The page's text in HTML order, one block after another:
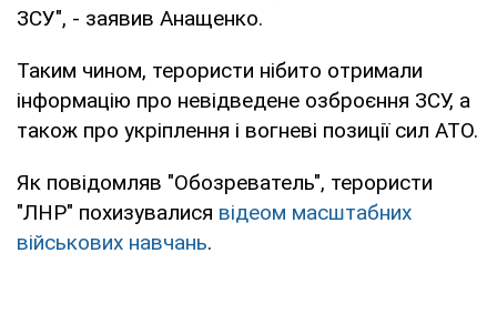
ЗСУ", - заявив Анащенко.
Таким чином, терористи нібито отримали
інформацію про невідведене озброєння ЗСУ, а
також про укріплення і вогневі позиції сил АТО.
Як повідомляв "Обозреватель", терористи
"ЛНР" похизувалися відеом масштабних
військових навчань.